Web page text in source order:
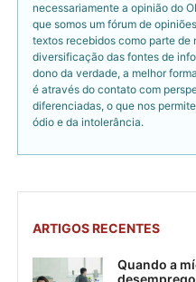
necessariamente a opinião do
que somos um fórum de
textos recebidos como parte de
diversificação das fontes de
dono da verdade, a melhor
é através do contato com
diferenciadas, o que nos
ódio e da intolerância.
ARTIGOS RECENTES
Quando a